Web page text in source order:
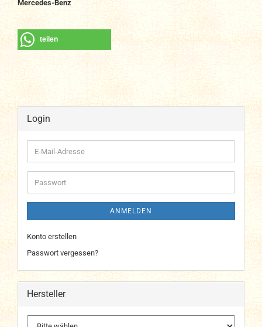
Mercedes-Benz
teilen
Login
E-
Mail-
Adresse
Passwort
ANMELDEN
Konto erstellen
Passwort vergessen?
Hersteller